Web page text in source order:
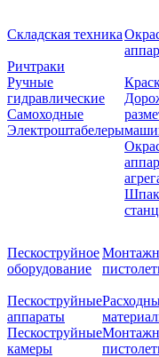
Складская техника
Ричтраки
Ручные
гидравлические
Самоходные
Электроштабелеры
Пескоструйное
оборудование
Пескоструйные
аппараты
Пескоструйные
камеры